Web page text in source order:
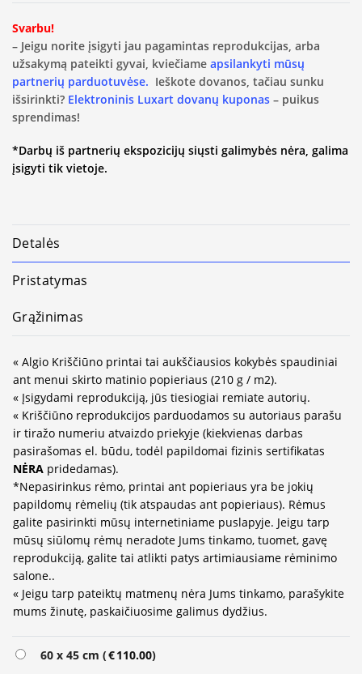
Svarbu!
– Jeigu norite įsigyti jau pagamintas reprodukcijas, arba
užsakymą pateikti gyvai, kviečiame apsilankyti mūsų
partnerių parduotuvėse. Ieškote dovanos, tačiau sunku
išsirinkti? Elektroninis Luxart dovanų kuponas – puikus
sprendimas!
*Darbų iš partnerių ekspozicijų siųsti galimybės nėra, galima
įsigyti tik vietoje.
Detalės
Pristatymas
Grąžinimas
« Algio Kriščiūno printai tai aukščiausios kokybės spaudiniai
ant menui skirto matinio popieriaus (210 g / m2).
« Įsigydami reprodukciją, jūs tiesiogiai remiate autorių.
« Kriščiūno reprodukcijos parduodamos su autoriaus parašu
ir tiražo numeriu atvaizdo priekyje (kiekvienas darbas
pasirašomas el. būdu, todėl papildomai fizinis sertifikatas
NĖRA pridedamas).
*Nepasirinkus rėmo, printai ant popieriaus yra be jokių
papildomų rėmelių (tik atspaudas ant popieriaus). Rėmus
galite pasirinkti mūsų internetiniame puslapyje. Jeigu tarp
mūsų siūlomų rėmų neradote Jums tinkamo, tuomet, gavę
reprodukciją, galite tai atlikti patys artimiausiame rėminimo
salone..
« Jeigu tarp pateiktų matmenų nėra Jums tinkamo, parašykite
mums žinutę, paskaičiuosime galimus dydžius.
60 x 45 cm (€110.00)
Alternative: